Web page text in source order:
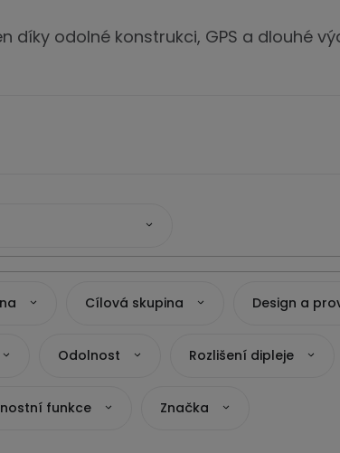
díky odolné konstrukci, GPS a dlouhé
Cílová skupina Design a
Odolnost Rozlišení dipleje
funkce Značka